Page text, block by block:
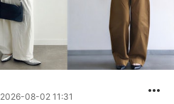
2026-08-02 11:31